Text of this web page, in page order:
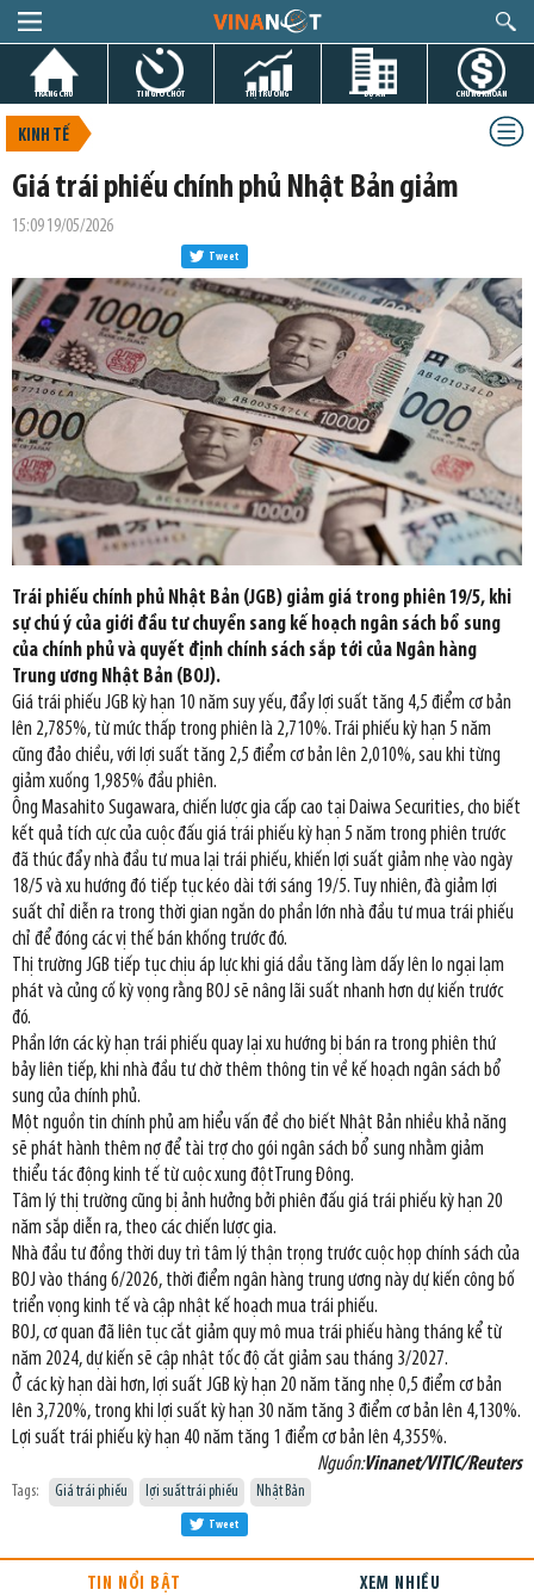
TRANG CHỦ TIN GIỜ CHÓT THỊ TRƯỜNG DỰ ÁN CHỨNG KHOÁN
KINH TẾ
Giá trái phiếu chính phủ Nhật Bản giảm
15:09 19/05/2026
Tweet
Trái phiếu chính phủ Nhật Bản (JGB) giảm giá trong phiên 19/5, khi
sự chú ý của giới đầu tư chuyển sang kế hoạch ngân sách bổ sung
của chính phủ và quyết định chính sách sắp tới của Ngân hàng
Trung ương Nhật Bản (BOJ).
Giá trái phiếu JGB kỳ hạn 10 năm suy yếu, đẩy lợi suất tăng 4,5 điểm cơ bản
lên 2,785%, từ mức thấp trong phiên là 2,710%. Trái phiếu kỳ hạn 5 năm
cũng đảo chiều, với lợi suất tăng 2,5 điểm cơ bản lên 2,010%, sau khi từng
giảm xuống 1,985% đầu phiên.
Ông Masahito Sugawara, chiến lược gia cấp cao tại Daiwa Securities, cho biết
kết quả tích cực của cuộc đấu giá trái phiếu kỳ hạn 5 năm trong phiên trước
đã thúc đẩy nhà đầu tư mua lại trái phiếu, khiến lợi suất giảm nhẹ vào ngày
18/5 và xu hướng đó tiếp tục kéo dài tới sáng 19/5. Tuy nhiên, đà giảm lợi
suất chỉ diễn ra trong thời gian ngắn do phần lớn nhà đầu tư mua trái phiếu
chỉ để đóng các vị thế bán khống trước đó.
Thị trường JGB tiếp tục chịu áp lực khi giá dầu tăng làm dấy lên lo ngại lạm
phát và củng cố kỳ vọng rằng BOJ sẽ nâng lãi suất nhanh hơn dự kiến trước
đó.
Phần lớn các kỳ hạn trái phiếu quay lại xu hướng bị bán ra trong phiên thứ
bảy liên tiếp, khi nhà đầu tư chờ thêm thông tin về kế hoạch ngân sách bổ
sung của chính phủ.
Một nguồn tin chính phủ am hiểu vấn đề cho biết Nhật Bản nhiều khả năng
sẽ phát hành thêm nợ để tài trợ cho gói ngân sách bổ sung nhằm giảm
thiểu tác động kinh tế từ cuộc xung độtTrung Đông.
Tâm lý thị trường cũng bị ảnh hưởng bởi phiên đấu giá trái phiếu kỳ hạn 20
năm sắp diễn ra, theo các chiến lược gia.
Nhà đầu tư đồng thời duy trì tâm lý thận trọng trước cuộc họp chính sách của
BOJ vào tháng 6/2026, thời điểm ngân hàng trung ương này dự kiến công bố
triển vọng kinh tế và cập nhật kế hoạch mua trái phiếu.
BOJ, cơ quan đã liên tục cắt giảm quy mô mua trái phiếu hàng tháng kể từ
năm 2024, dự kiến sẽ cập nhật tốc độ cắt giảm sau tháng 3/2027.
Ở các kỳ hạn dài hơn, lợi suất JGB kỳ hạn 20 năm tăng nhẹ 0,5 điểm cơ bản
lên 3,720%, trong khi lợi suất kỳ hạn 30 năm tăng 3 điểm cơ bản lên 4,130%.
Lợi suất trái phiếu kỳ hạn 40 năm tăng 1 điểm cơ bản lên 4,355%.
Nguồn:Vinanet/VITIC/Reuters
Tags: Giá trái phiếu lợi suất trái phiếu Nhật Bản
Tweet
TIN NỔI BẬT XEM NHIỀU